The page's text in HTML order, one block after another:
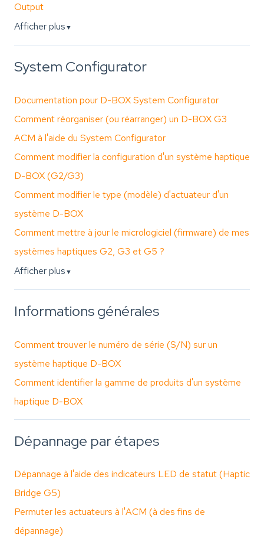
Output
Afficher plus ▼
System Configurator
Documentation pour D-BOX System Configurator
Comment réorganiser (ou réarranger) un D-BOX G3
ACM à l'aide du System Configurator
Comment modifier la configuration d'un système haptique
D-BOX (G2/G3)
Comment modifier le type (modèle) d'actuateur d'un
système D-BOX
Comment mettre à jour le micrologiciel (firmware) de mes
systèmes haptiques G2, G3 et G5 ?
Afficher plus ▼
Informations générales
Comment trouver le numéro de série (S/N) sur un
système haptique D-BOX
Comment identifier la gamme de produits d'un système
haptique D-BOX
Dépannage par étapes
Dépannage à l'aide des indicateurs LED de statut (Haptic
Bridge G5)
Permuter les actuateurs à l'ACM (à des fins de
dépannage)